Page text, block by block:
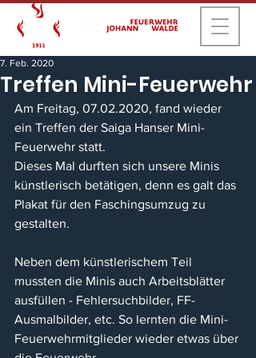
Treffen Mini-Feuerwehr
7. Feb. 2020
Am Freitag, 07.02.2020, fand wieder
ein Treffen der Saiga Hanser Mini-
Feuerwehr statt.
Dieses Mal durften sich unsere Minis
künstlerisch betätigen, denn es galt das
Plakat für den Faschingsumzug zu
gestalten.
Neben dem künstlerischem Teil
mussten die Minis auch Arbeitsblätter
ausfüllen - Fehlersuchbilder, FF-
Ausmalbilder, etc. So lernten die Mini-
Feuerwehrmitglieder wieder etwas über